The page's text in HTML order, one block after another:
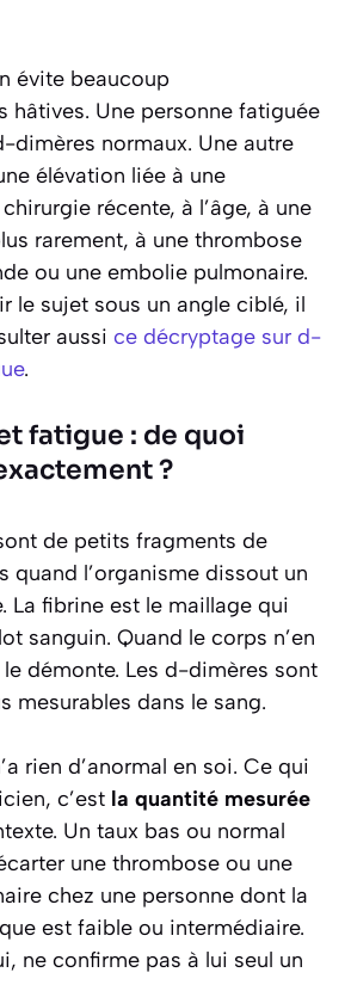
évite beaucoup
hâtives. Une personne fatiguée
dimères normaux. Une autre
élévation liée à une
récente, à l’âge, à une
rarement, à une thrombose
ou une embolie pulmonaire.
le sujet sous un angle ciblé, il
aussi ce décryptage sur d-
.
fatigue : de quoi
?
de petits fragments de
quand l’organisme dissout un
La fibrine est le maillage qui
sanguin. Quand le corps n’en
démonte. Les d-dimères sont
mesurables dans le sang.
rien d’anormal en soi. Ce qui
c’est la quantité mesurée
Un taux bas ou normal
une thrombose ou une
chez une personne dont la
est faible ou intermédiaire.
ne confirme pas à lui seul un